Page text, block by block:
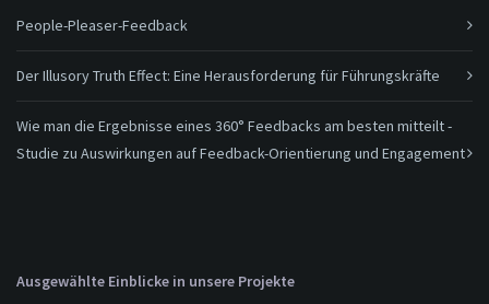
People-Pleaser-Feedback
Der Illusory Truth Effect: Eine Herausforderung für Führungskräfte
Wie man die Ergebnisse eines 360° Feedbacks am besten mitteilt -
Studie zu Auswirkungen auf Feedback-Orientierung und Engagement
Ausgewählte Einblicke in unsere Projekte